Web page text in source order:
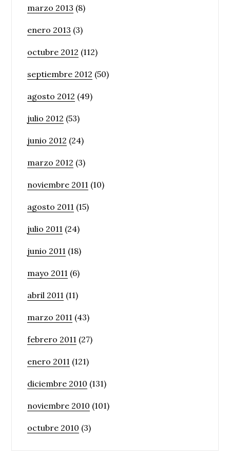
marzo 2013 (8)
enero 2013 (3)
octubre 2012 (112)
septiembre 2012 (50)
agosto 2012 (49)
julio 2012 (53)
junio 2012 (24)
marzo 2012 (3)
noviembre 2011 (10)
agosto 2011 (15)
julio 2011 (24)
junio 2011 (18)
mayo 2011 (6)
abril 2011 (11)
marzo 2011 (43)
febrero 2011 (27)
enero 2011 (121)
diciembre 2010 (131)
noviembre 2010 (101)
octubre 2010 (3)